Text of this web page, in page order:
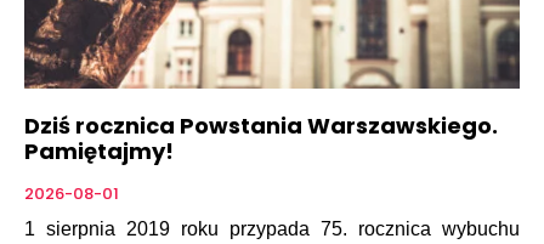
Dziś rocznica Powstania Warszawskiego.
Pamiętajmy!
2026-08-01
1 sierpnia 2019 roku przypada 75. rocznica wybuchu